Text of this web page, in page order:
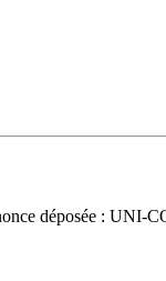
déposée : UNI-